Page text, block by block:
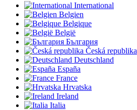
International
Belgien
Belgique
België
България
Česká republika
Deutschland
España
France
Hrvatska
Ireland
Italia